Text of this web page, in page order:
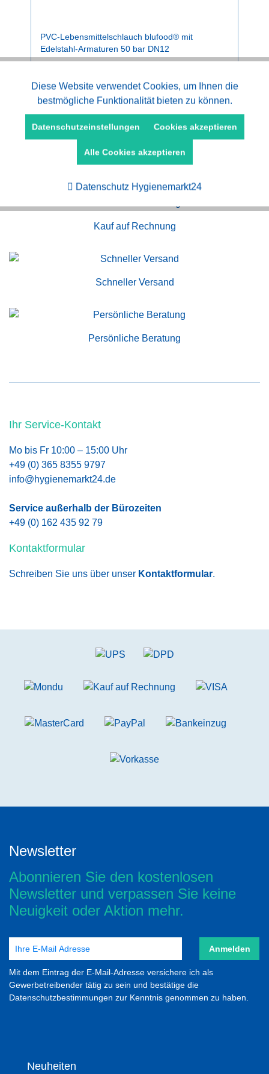
PVC-Lebensmittelschlauch blufood® mit
Edelstahl-Armaturen 50 bar DN12
Preise nach Anmeldung.
Kauf auf Rechnung
Schneller Versand
Persönliche Beratung
Ihr Service-Kontakt
Mo bis Fr 10:00 – 15:00 Uhr
+49 (0) 365 8355 9797
info@hygienemarkt24.de
Service außerhalb der Bürozeiten
+49 (0) 162 435 92 79
Kontaktformular
Schreiben Sie uns über unser Kontaktformular.
Newsletter
Abonnieren Sie den kostenlosen
Newsletter und verpassen Sie keine
Neuigkeit oder Aktion mehr.
Anmelden
Mit dem Eintrag der E-Mail-Adresse versichere ich als
Gewerbetreibender tätig zu sein und bestätige die
Datenschutzbestimmungen zur Kenntnis genommen zu haben.
Neuheiten
Funktionale Aktiv
Marketing Aktiv
Aktiv
Diese Website verwendet Cookies, um Ihnen die
bestmögliche Funktionalität bieten zu können.
Datenschutzeinstellungen Cookies akzeptieren
Alle Cookies akzeptieren
Datenschutz Hygienemarkt24